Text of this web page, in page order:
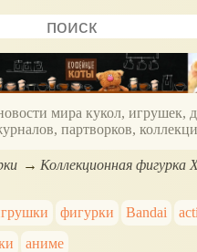
мира кукол, игрушек,
партворков,
Коллекционная фигурка
фигурки Bandai
аниме